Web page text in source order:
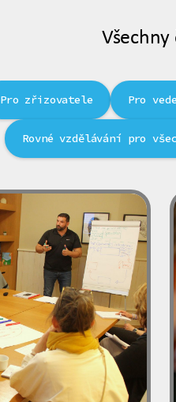
Pro zřizovatele Pro
Rovné vzdělávání pro